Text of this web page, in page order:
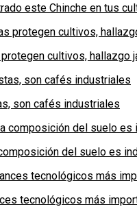
este Chinche en tus
cultivos, hallazgo
son cafés industriales
del suelo es
tecnológicos más